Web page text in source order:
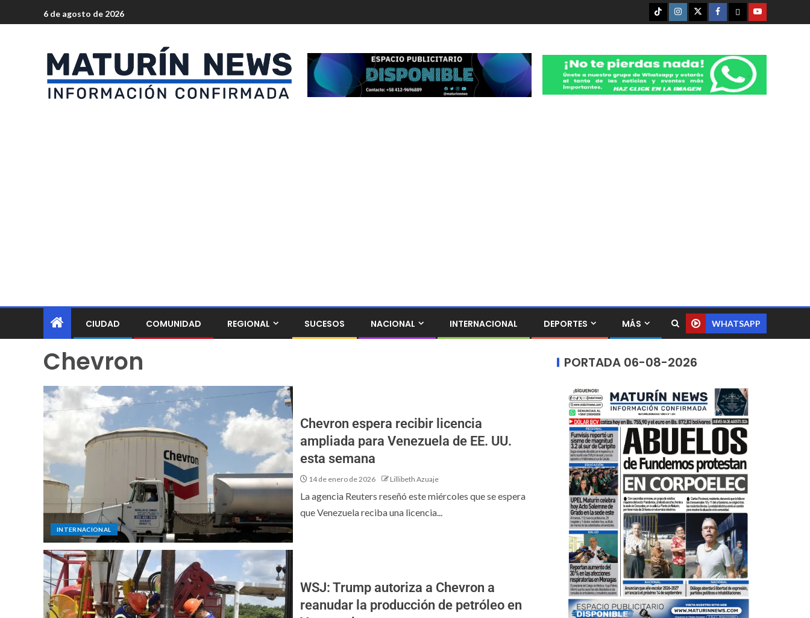
6 de agosto de 2026
CIUDAD COMUNIDAD REGIONAL SUCESOS NACIONAL INTERNACIONAL DEPORTES MÁS WHATSAPP
Chevron
INTERNACIONAL
Chevron espera recibir licencia
ampliada para Venezuela de EE. UU.
esta semana
14 de enero de 2026 Lillibeth Azuaje
La agencia Reuters reseñó este miércoles que se espera
que Venezuela reciba una licencia...
WSJ: Trump autoriza a Chevron a
reanudar la producción de petróleo en
PORTADA 06-08-2026